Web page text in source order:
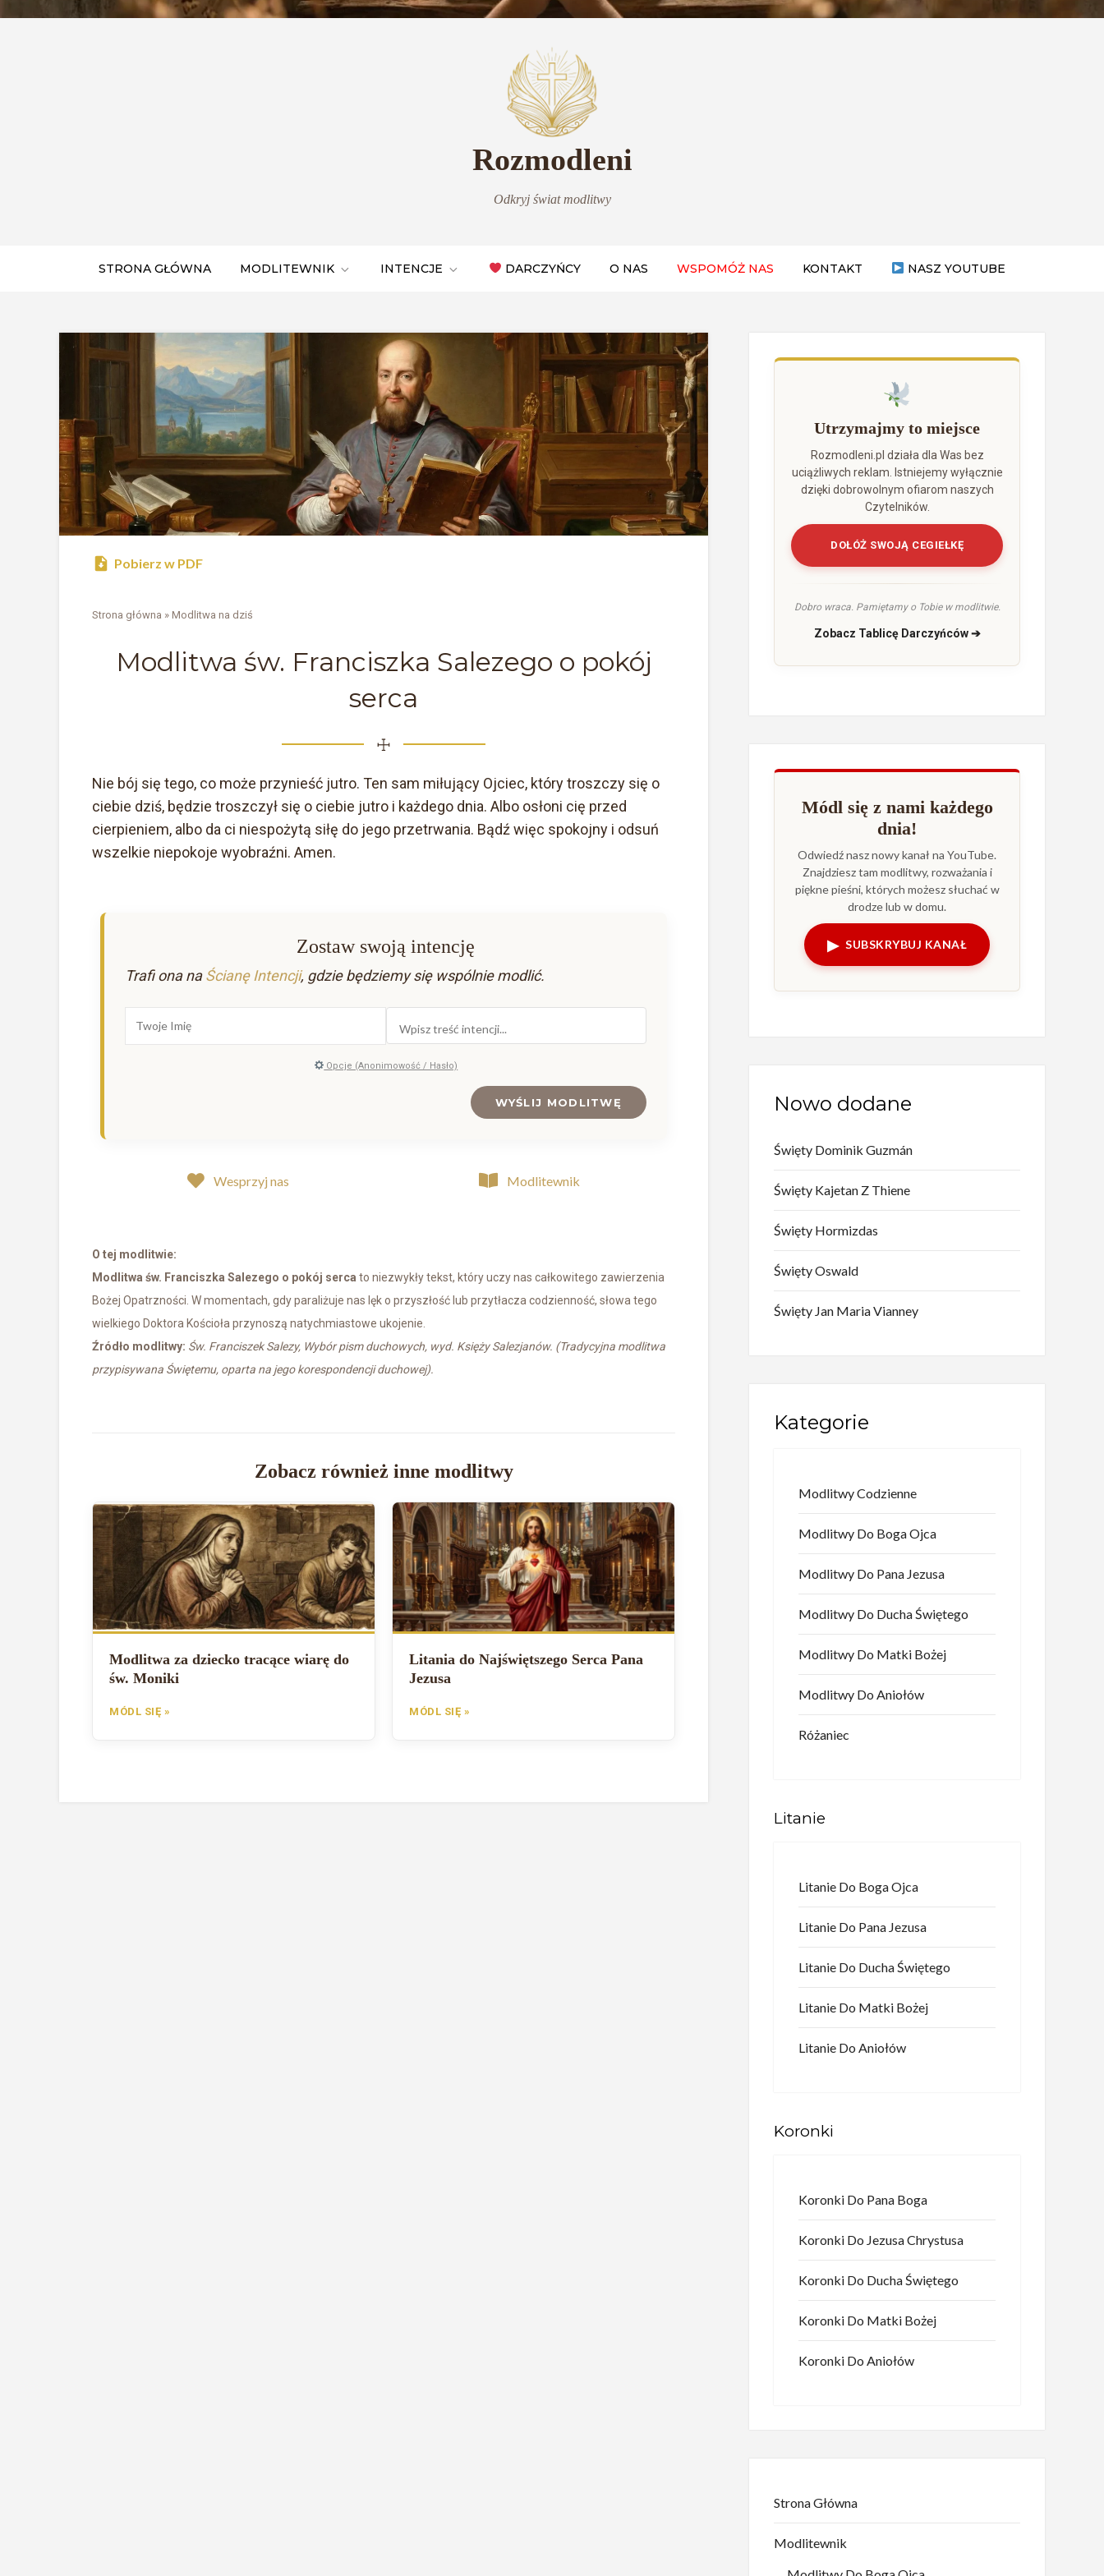
Rozmodleni
Odkryj świat modlitwy
STRONA GŁÓWNA MODLITEWNIK INTENCJE DARCZYŃCY O NAS WSPOMÓŻ NAS KONTAKT NASZ YOUTUBE
Pobierz w PDF
Strona główna » Modlitwa na dziś
Modlitwa św. Franciszka Salezego o pokój
serca
☩
Nie bój się tego, co może przynieść jutro. Ten sam miłujący Ojciec, który troszczy się o
ciebie dziś, będzie troszczył się o ciebie jutro i każdego dnia. Albo osłoni cię przed
cierpieniem, albo da ci niespożytą siłę do jego przetrwania. Bądź więc spokojny i odsuń
wszelkie niepokoje wyobraźni. Amen.
Zostaw swoją intencję
Trafi ona naŚcianę Intencji, gdzie będziemy się wspólnie modlić.
Opcje (Anonimowość / Hasło)
WYŚLIJ MODLITWĘ
Wesprzyj nas Modlitewnik
O tej modlitwie:
Modlitwa św. Franciszka Salezego o pokój serca to niezwykły tekst, który uczy nas całkowitego zawierzenia
Bożej Opatrzności. W momentach, gdy paraliżuje nas lęk o przyszłość lub przytłacza codzienność, słowa tego
wielkiego Doktora Kościoła przynoszą natychmiastowe ukojenie.
Źródło modlitwy: Św. Franciszek Salezy, Wybór pism duchowych, wyd. Księży Salezjanów. (Tradycyjna modlitwa
przypisywana Świętemu, oparta na jego korespondencji duchowej).
Zobacz również inne modlitwy
Modlitwa za dziecko tracące wiarę do
św. Moniki
MÓDL SIĘ »
Litania do Najświętszego Serca Pana
Jezusa
MÓDL SIĘ »
Utrzymajmy to miejsce
Rozmodleni.pl działa dla Was bez
uciążliwych reklam. Istniejemy wyłącznie
dzięki dobrowolnym ofiarom naszych
Czytelników.
DOŁÓŻ SWOJĄ CEGIEŁKĘ
Dobro wraca. Pamiętamy o Tobie w modlitwie.
Zobacz Tablicę Darczyńców ➔
Módl się z nami każdego
dnia!
Odwiedź nasz nowy kanał na YouTube.
Znajdziesz tam modlitwy, rozważania i
piękne pieśni, których możesz słuchać w
drodze lub w domu.
▶ SUBSKRYBUJ KANAŁ
Nowo dodane
Święty Dominik Guzmán
Święty Kajetan Z Thiene
Święty Hormizdas
Święty Oswald
Święty Jan Maria Vianney
Kategorie
Modlitwy Codzienne
Modlitwy Do Boga Ojca
Modlitwy Do Pana Jezusa
Modlitwy Do Ducha Świętego
Modlitwy Do Matki Bożej
Modlitwy Do Aniołów
Różaniec
Litanie
Litanie Do Boga Ojca
Litanie Do Pana Jezusa
Litanie Do Ducha Świętego
Litanie Do Matki Bożej
Litanie Do Aniołów
Koronki
Koronki Do Pana Boga
Koronki Do Jezusa Chrystusa
Koronki Do Ducha Świętego
Koronki Do Matki Bożej
Koronki Do Aniołów
Strona Główna
Modlitewnik